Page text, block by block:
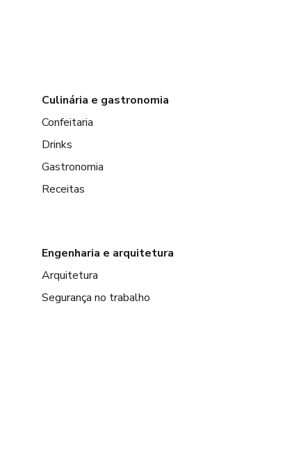
Culinária e gastronomia
Confeitaria
Drinks
Gastronomia
Receitas
Engenharia e arquitetura
Arquitetura
Segurança no trabalho